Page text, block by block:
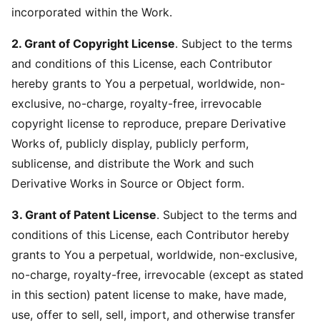
incorporated within the Work.
2. Grant of Copyright License. Subject to the terms
and conditions of this License, each Contributor
hereby grants to You a perpetual, worldwide, non-
exclusive, no-charge, royalty-free, irrevocable
copyright license to reproduce, prepare Derivative
Works of, publicly display, publicly perform,
sublicense, and distribute the Work and such
Derivative Works in Source or Object form.
3. Grant of Patent License. Subject to the terms and
conditions of this License, each Contributor hereby
grants to You a perpetual, worldwide, non-exclusive,
no-charge, royalty-free, irrevocable (except as stated
in this section) patent license to make, have made,
use, offer to sell, sell, import, and otherwise transfer